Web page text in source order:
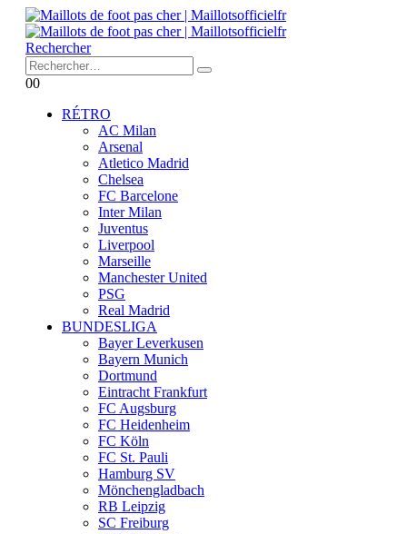
Rechercher
00
RÉTRO
AC Milan
Arsenal
Atletico Madrid
Chelsea
FC Barcelone
Inter Milan
Juventus
Liverpool
Marseille
Manchester United
PSG
Real Madrid
BUNDESLIGA
Bayer Leverkusen
Bayern Munich
Dortmund
Eintracht Frankfurt
FC Augsburg
FC Heidenheim
FC Köln
FC St. Pauli
Hamburg SV
Mönchengladbach
RB Leipzig
SC Freiburg